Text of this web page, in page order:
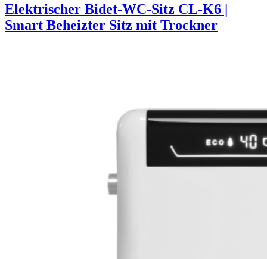
Elektrischer Bidet-WC-Sitz CL-K6 |
Smart Beheizter Sitz mit Trockner